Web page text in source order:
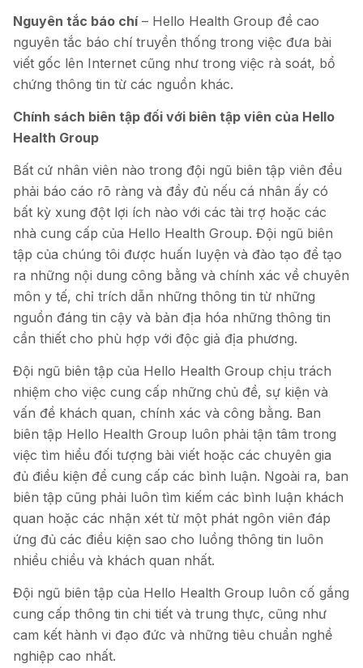
Nguyên tắc báo chí– Hello Health Group đề cao
nguyên tắc báo chí truyền thống trong việc đưa bài
viết gốc lên Internet cũng như trong việc rà soát, bổ
chứng thông tin từ các nguồn khác.
Chính sách biên tập đối với biên tập viên của Hello
Health Group
Bất cứ nhân viên nào trong đội ngũ biên tập viên đều
phải báo cáo rõ ràng và đầy đủ nếu cá nhân ấy có
bất kỳ xung đột lợi ích nào với các tài trợ hoặc các
nhà cung cấp của Hello Health Group. Đội ngũ biên
tập của chúng tôi được huấn luyện và đào tạo để tạo
ra những nội dung công bằng và chính xác về chuyên
môn y tế, chỉ trích dẫn những thông tin từ những
nguồn đáng tin cậy và bản địa hóa những thông tin
cần thiết cho phù hợp với độc giả địa phương.
Đội ngũ biên tập của Hello Health Group chịu trách
nhiệm cho việc cung cấp những chủ đề, sự kiện và
vấn đề khách quan, chính xác và công bằng. Ban
biên tập Hello Health Group luôn phải tận tâm trong
việc tìm hiểu đối tượng bài viết hoặc các chuyên gia
đủ điều kiện để cung cấp các bình luận. Ngoài ra, ban
biên tập cũng phải luôn tìm kiếm các bình luận khách
quan hoặc các nhận xét từ một phát ngôn viên đáp
ứng đủ các điều kiện sao cho luồng thông tin luôn
nhiều chiều và khách quan nhất.
Đội ngũ biên tập của Hello Health Group luôn cố gắng
cung cấp thông tin chi tiết và trung thực, cũng như
cam kết hành vi đạo đức và những tiêu chuẩn nghề
nghiệp cao nhất.